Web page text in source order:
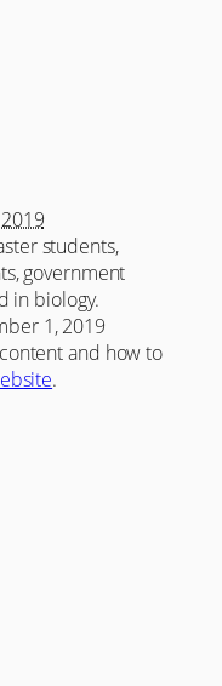
students,
government
in biology.
1, 2019
and how to
.